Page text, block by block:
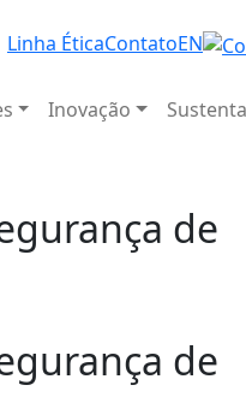
Linha ÉticaContatoEN
Inovação
de
de